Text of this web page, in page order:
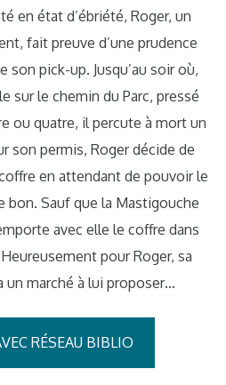
en état d’ébriété, Roger, un
fait preuve d’une prudence
son pick-up. Jusqu’au soir où,
sur le chemin du Parc, pressé
ou quatre, il percute à mort un
son permis, Roger décide de
en attendant de pouvoir le
bon. Sauf que la Mastigouche
avec elle le coffre dans
pour Roger, sa
un marché à lui proposer…
RÉSEAU BIBLIO